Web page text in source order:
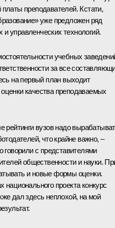
преподавателей. Кстати,
уже предложен ряд
управленческих технологий.
учебных
за все
на первый план выходит
качества преподаваемых
рейтинги вузов надо
что крайне важно, –
говорили с представителями
общественности и науки.
и новые формы оценки.
проекта конкурс
дал здесь неплохой, на мой